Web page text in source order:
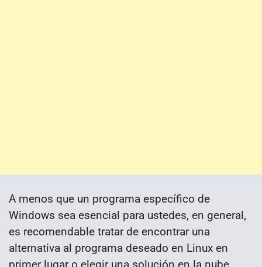
A menos que un programa específico de
Windows sea esencial para ustedes, en general,
es recomendable tratar de encontrar una
alternativa al programa deseado en Linux en